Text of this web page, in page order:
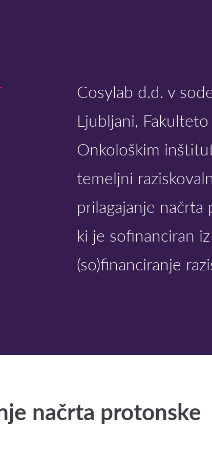
Cosylab d.d. v
Ljubljani,
Onkološkim
temeljni
prilagajanje
ki je sofinanciran iz
(so)financiranje
načrta protonske